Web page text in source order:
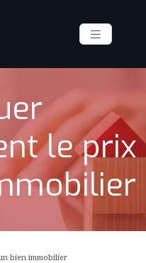
le prix
bien immobilier